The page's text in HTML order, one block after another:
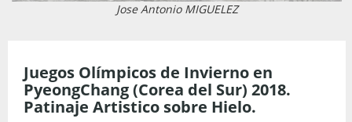
Jose Antonio MIGUELEZ
Juegos Olímpicos de Invierno en
PyeongChang (Corea del Sur) 2018.
Patinaje Artistico sobre Hielo.